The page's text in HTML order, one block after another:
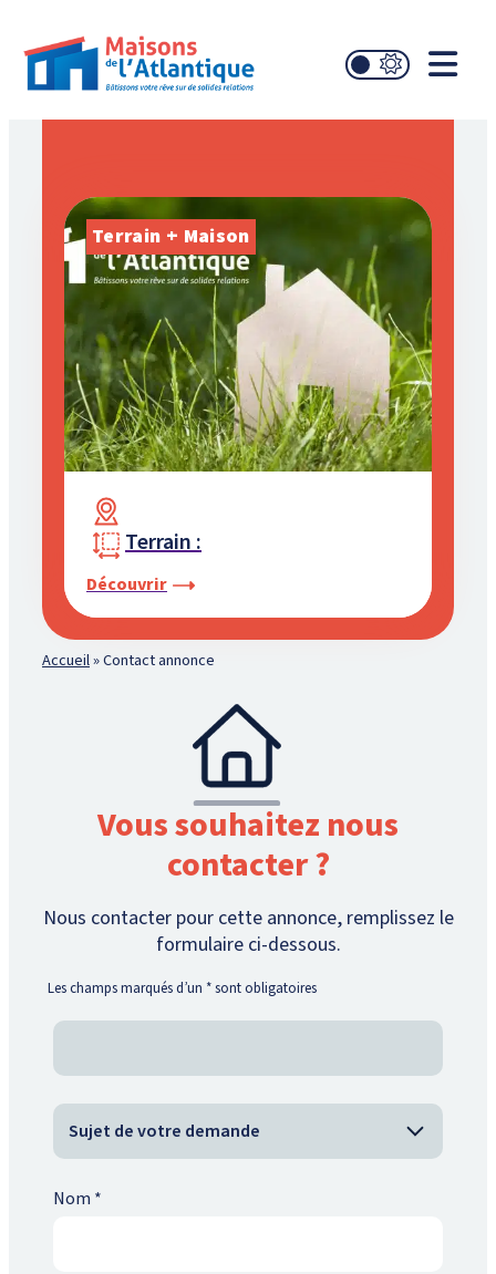
Terrain + Maison
Terrain :
Découvrir
Accueil»Contact annonce
Vous souhaitez nous
contacter ?
Nous contacter pour cette annonce, remplissez le
formulaire ci-dessous.
Les champs marqués d’un *sont obligatoires
Nom *